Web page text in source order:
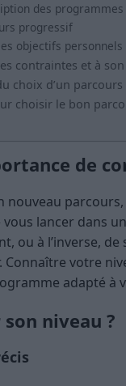
des programmes
progressif
objectifs personnels
contraintes et à
choix d’un parcours
choisir le bon
de
nouveau
vous lancer dans
ou à l’inverse,
votre
adapté à
niveau ?